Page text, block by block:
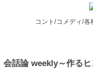
コント/コメディ/
会話論 weekly～作る